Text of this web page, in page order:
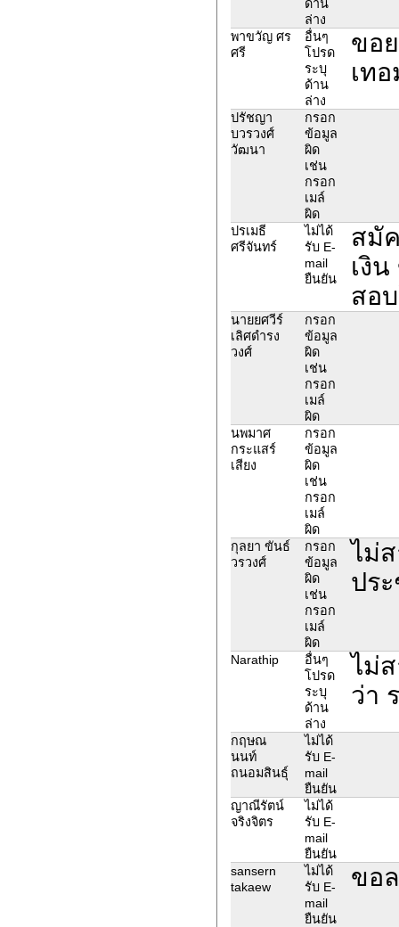
ด้าน
ล่าง
พาขวัญ ศร
ศรี
อื่นๆ
โปรด
ระบุ
ด้าน
ล่าง
ขอ
เท
ปรัชญา
บวรวงศ์
วัฒนา
กรอก
ข้อมูล
ผิด
เช่น
กรอก
เมล์
ผิด
ปรเมธี
ศรีจันทร์
ไม่ได้
รับ E-
mail
ยืนยัน
สมั
เงิ
สอ
นายยศวีร์
เลิศดำรง
วงศ์
กรอก
ข้อมูล
ผิด
เช่น
กรอก
เมล์
ผิด
นพมาศ
กระแสร์
เสียง
กรอก
ข้อมูล
ผิด
เช่น
กรอก
เมล์
ผิด
กุลยา ขันธ์
วรวงศ์
กรอก
ข้อมูล
ผิด
เช่น
กรอก
เมล์
ผิด
ไม่
ปร
Narathip
อื่นๆ
โปรด
ระบุ
ด้าน
ล่าง
ไม่
ว่า
กฤษณ
นนท์
ถนอมสินธุ์
ไม่ได้
รับ E-
mail
ยืนยัน
ญาณีรัตน์
จริงจิตร
ไม่ได้
รับ E-
mail
ยืนยัน
sansern
takaew
ไม่ได้
รับ E-
mail
ยืนยัน
ขอ